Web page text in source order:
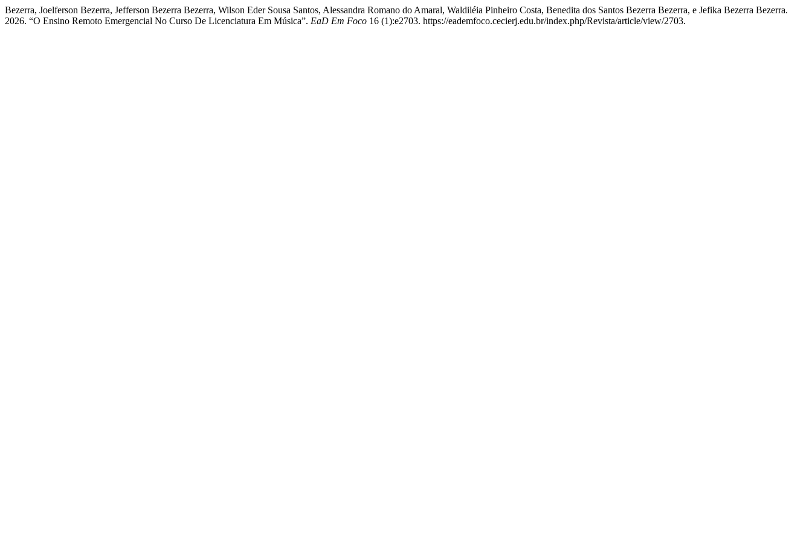
Bezerra, Joelferson Bezerra, Jefferson Bezerra Bezerra, Wilson Eder Sousa Santos, Alessandra Romano do Amaral, Waldiléia Pinheiro Costa, Benedita dos Santos Bezerra Bezerra, e Jefika Bezerra Bezerra.
2026. “O Ensino Remoto Emergencial No Curso De Licenciatura Em Música”. EaD Em Foco 16 (1):e2703. https://eademfoco.cecierj.edu.br/index.php/Revista/article/view/2703.